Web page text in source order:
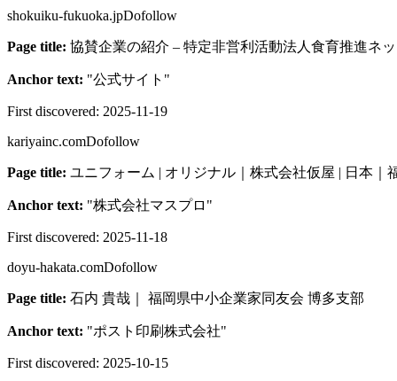
shokuiku-fukuoka.jpDofollow
Page title: 協賛企業の紹介 – 特定非営利活動法人食育推進ネ
Anchor text: "公式サイト "
First discovered: 2025-11-19
kariyainc.comDofollow
Page title: ユニフォーム | オリジナル｜株式会社仮屋 | 日本｜
Anchor text: "株式会社マスプロ "
First discovered: 2025-11-18
doyu-hakata.comDofollow
Page title: 石内 貴哉｜ 福岡県中小企業家同友会 博多支部
Anchor text: "ポスト印刷株式会社"
First discovered: 2025-10-15